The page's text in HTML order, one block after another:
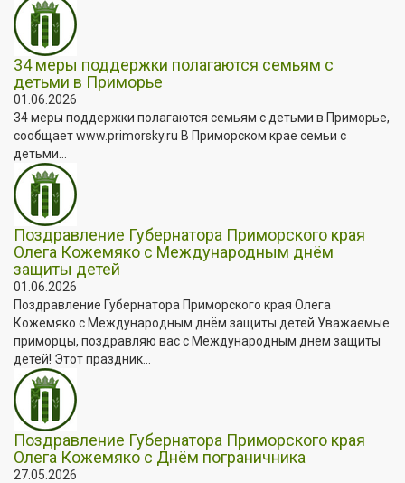
34 меры поддержки полагаются семьям с
детьми в Приморье
01.06.2026
34 меры поддержки полагаются семьям с детьми в Приморье,
сообщает www.primorsky.ru В Приморском крае семьи с
детьми...
Поздравление Губернатора Приморского края
Олега Кожемяко с Международным днём
защиты детей
01.06.2026
Поздравление Губернатора Приморского края Олега
Кожемяко с Международным днём защиты детей Уважаемые
приморцы, поздравляю вас с Международным днём защиты
детей! Этот праздник...
Поздравление Губернатора Приморского края
Олега Кожемяко с Днём пограничника
27.05.2026